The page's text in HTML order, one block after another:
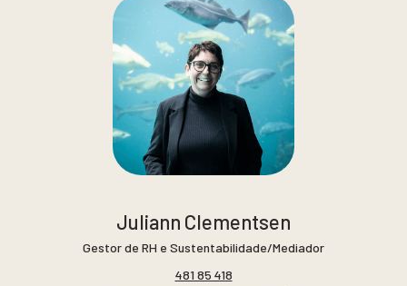
Juliann Clementsen
Gestor de RH e Sustentabilidade/Mediador
481 85 418